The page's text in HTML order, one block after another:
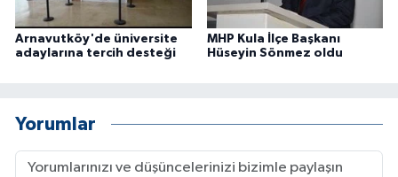
Arnavutköy'de üniversite
adaylarına tercih desteği
MHP Kula İlçe Başkanı
Hüseyin Sönmez oldu
Yorumlar